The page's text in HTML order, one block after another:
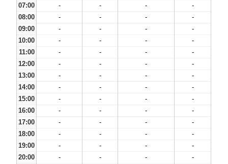
07:00
- - -
-
08:00
- - -
-
09:00
- - -
-
10:00
- - -
-
11:00
- - -
-
12:00
- - -
-
13:00
- - -
-
14:00
- - -
-
15:00
- - -
-
16:00
- - -
-
17:00
- - -
-
18:00
- - -
-
19:00
- - -
-
20:00
- - -
-